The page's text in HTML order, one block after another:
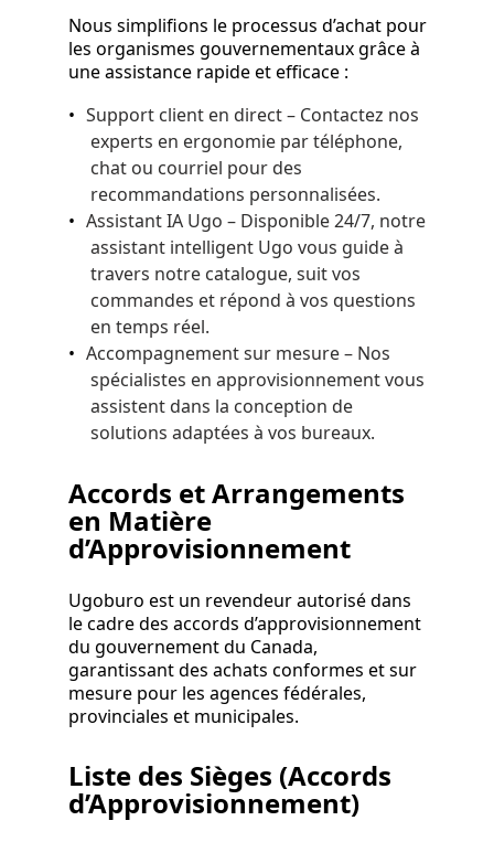
Nous simplifions le processus d’achat pour
les organismes gouvernementaux grâce à
une assistance rapide et efficace :
Support client en direct – Contactez nos
experts en ergonomie par téléphone,
chat ou courriel pour des
recommandations personnalisées.
Assistant IA Ugo – Disponible 24/7, notre
assistant intelligent Ugo vous guide à
travers notre catalogue, suit vos
commandes et répond à vos questions
en temps réel.
Accompagnement sur mesure – Nos
spécialistes en approvisionnement vous
assistent dans la conception de
solutions adaptées à vos bureaux.
Accords et Arrangements
en Matière
d’Approvisionnement
Ugoburo est un revendeur autorisé dans
le cadre des accords d’approvisionnement
du gouvernement du Canada,
garantissant des achats conformes et sur
mesure pour les agences fédérales,
provinciales et municipales.
Liste des Sièges (Accords
d’Approvisionnement)